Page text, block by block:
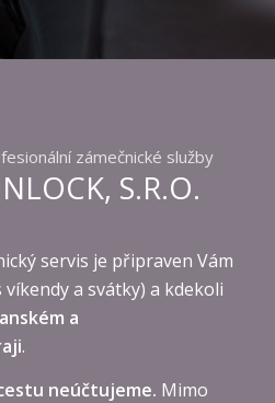
zámečnické služby
S.R.O.
servis je připraven Vám
a svátky) a kdekoli
a
.
neúčtujeme. Mimo